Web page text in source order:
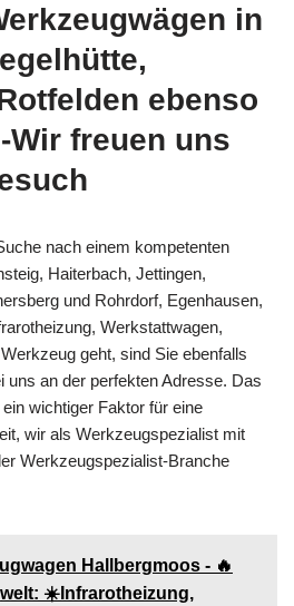
in
ebenso
Wir freuen uns
nach einem kompetenten
Haiterbach, Jettingen,
und Rohrdorf, Egenhausen,
Werkstattwagen,
geht, sind Sie ebenfalls
uns an der perfekten Adresse. Das
wichtiger Faktor für eine
wir als Werkzeugspezialist mit
Werkzeugspezialist-Branche
Hallbergmoos - 🔥
☀️Infrarotheizung,